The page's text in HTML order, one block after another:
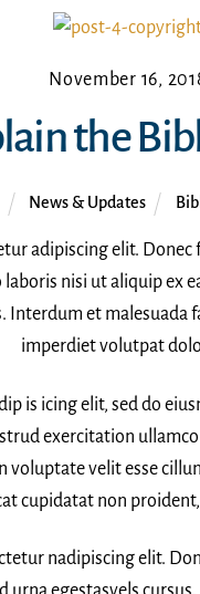
November 16,
the
News & Updates
adipiscing elit.
nisi ut aliquip ex
Interdum et malesuada
imperdiet volutpat
is icing elit, sed do
exercitation
voluptate velit esse
cupidatat non
nadipiscing elit.